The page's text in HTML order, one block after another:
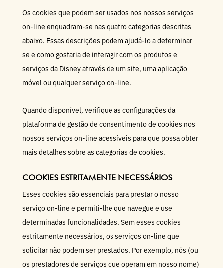
Os cookies que podem ser usados nos nossos serviços
on-line enquadram-se nas quatro categorias descritas
abaixo. Essas descrições podem ajudá-lo a determinar
se e como gostaria de interagir com os produtos e
serviços da Disney através de um site, uma aplicação
móvel ou qualquer serviço on-line.
Quando disponível, verifique as configurações da
plataforma de gestão de consentimento de cookies nos
nossos serviços on-line acessíveis para que possa obter
mais detalhes sobre as categorias de cookies.
COOKIES ESTRITAMENTE NECESSÁRIOS
Esses cookies são essenciais para prestar o nosso
serviço on-line e permiti-lhe que navegue e use
determinadas funcionalidades. Sem esses cookies
estritamente necessários, os serviços on-line que
solicitar não podem ser prestados. Por exemplo, nós (ou
os prestadores de serviços que operam em nosso nome)